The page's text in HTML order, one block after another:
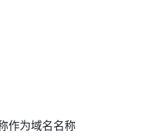
作为域名名称